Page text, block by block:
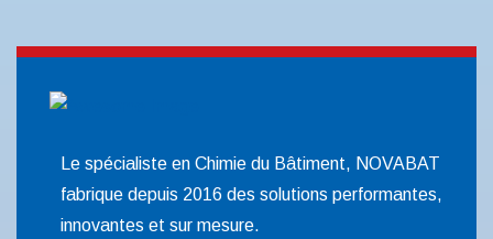
Le spécialiste en Chimie du Bâtiment, NOVABAT
fabrique depuis 2016 des solutions performantes,
innovantes et sur mesure.